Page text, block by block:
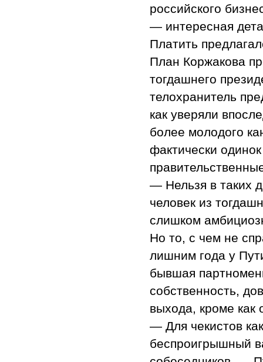
российского
— интересная
Платить
План Коржакова
тогдашнего
телохранитель
как уверяли
более молодого
фактически
— Нельзя в таких
человек из
слишком
Но то, с чем не
лишним года у
бывшая
собственность,
выхода, кроме как
— Для чекистов
беспроигрышный